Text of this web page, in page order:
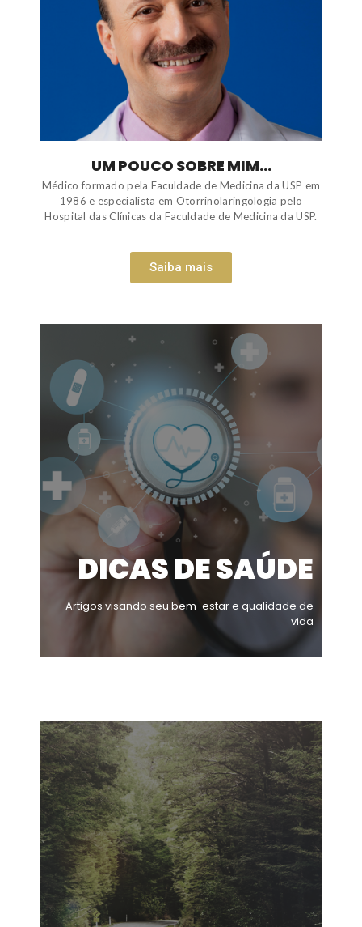
UM POUCO SOBRE MIM...
Médico formado pela Faculdade de Medicina da USP em
1986 e especialista em Otorrinolaringologia pelo
Hospital das Clínicas da Faculdade de Medicina da USP.
Saiba mais
DICAS DE SAÚDE
Artigos visando seu bem-estar e qualidade de
vida